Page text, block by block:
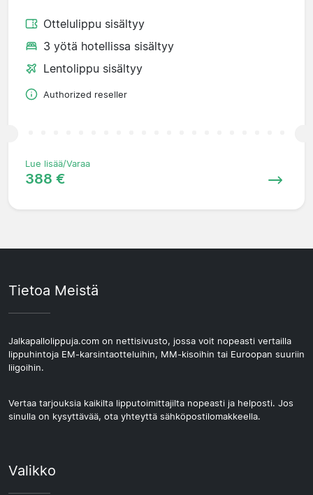
Ottelulippu sisältyy
3 yötä hotellissa sisältyy
Lentolippu sisältyy
Authorized reseller
Lue lisää/Varaa
388 €
Tietoa Meistä
Jalkapallolippuja.com on nettisivusto, jossa voit nopeasti vertailla
lippuhintoja EM-karsintaotteluihin, MM-kisoihin tai Euroopan suuriin
liigoihin.
Vertaa tarjouksia kaikilta lipputoimittajilta nopeasti ja helposti. Jos
sinulla on kysyttävää, ota yhteyttä sähköpostilomakkeella.
Valikko